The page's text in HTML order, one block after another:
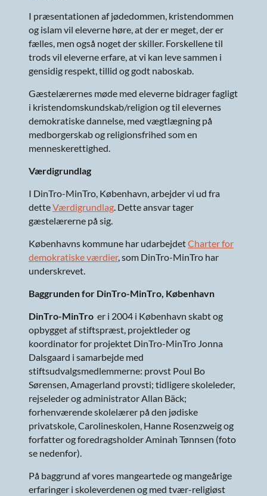
I præsentationen af jødedommen, kristendommen
og islam vil eleverne høre, at der er meget, der er
fælles, men også noget der skiller. Forskellene til
trods vil eleverne erfare, at vi kan leve sammen i
gensidig respekt, tillid og godt naboskab.
Gæstelærernes møde med eleverne bidrager fagligt
i kristendomskundskab/religion og til elevernes
demokratiske dannelse, med vægtlægning på
medborgerskab og religionsfrihed som en
menneskerettighed.
Værdigrundlag
I DinTro-MinTro, København, arbejder vi ud fra
detteVærdigrundlag. Dette ansvar tager
gæstelærerne på sig.
Københavns kommune har udarbejdetCharter for
demokratiske værdier, som DinTro-MinTro har
underskrevet.
Baggrunden for DinTro-MinTro, København
DinTro-MinTro er i 2004 i København skabt og
opbygget af stiftspræst, projektleder og
koordinator for projektet DinTro-MinTro Jonna
Dalsgaard i samarbejde med
stiftsudvalgsmedlemmerne: provst Poul Bo
Sørensen, Amagerland provsti; tidligere skoleleder,
rejseleder og administrator Allan Bäck;
forhenværende skolelærer på den jødiske
privatskole, Carolineskolen, Hanne Rosenzweig og
forfatter og foredragsholder Aminah Tønnsen (foto
se nedenfor).
På baggrund af vores mangeartede og mangeårige
erfaringer i skoleverdenen og med tvær-religiøst